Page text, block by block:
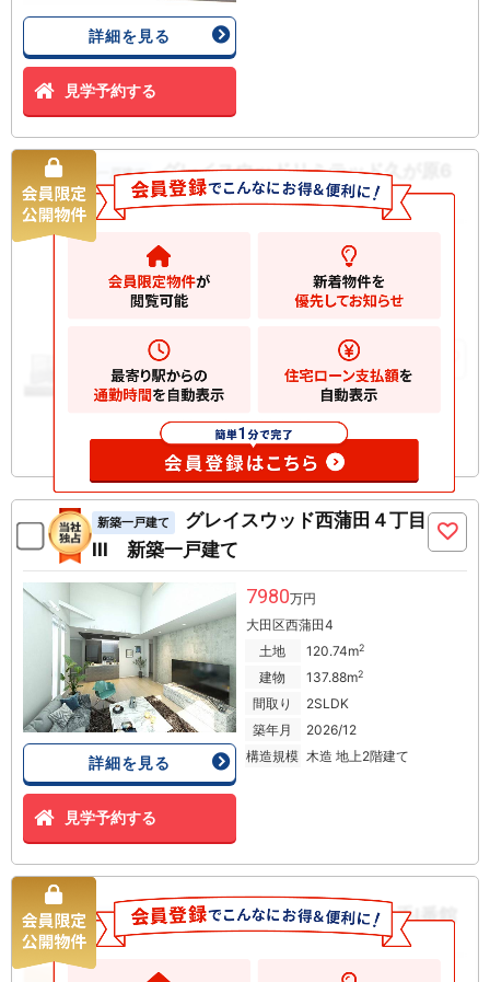
詳細を見る
見学予約する
新築一戸建て
グレイスウッドリミテッド久が原6
丁目II 新築一戸建て
大田区久が原
152.41m2
お気に入りに追加
新築一戸建て
グレイスウッド西蒲田４丁目
III 新築一戸建て
詳細を見る
見学予約する
7980万円
大田区西蒲田4
土地
120.74m2
建物 137.88m2
間取り
2SLDK
築年月
2026/12
構造規模 木造 地上2階建て
中古マンション コモンヒルズ安針台山の手I番館